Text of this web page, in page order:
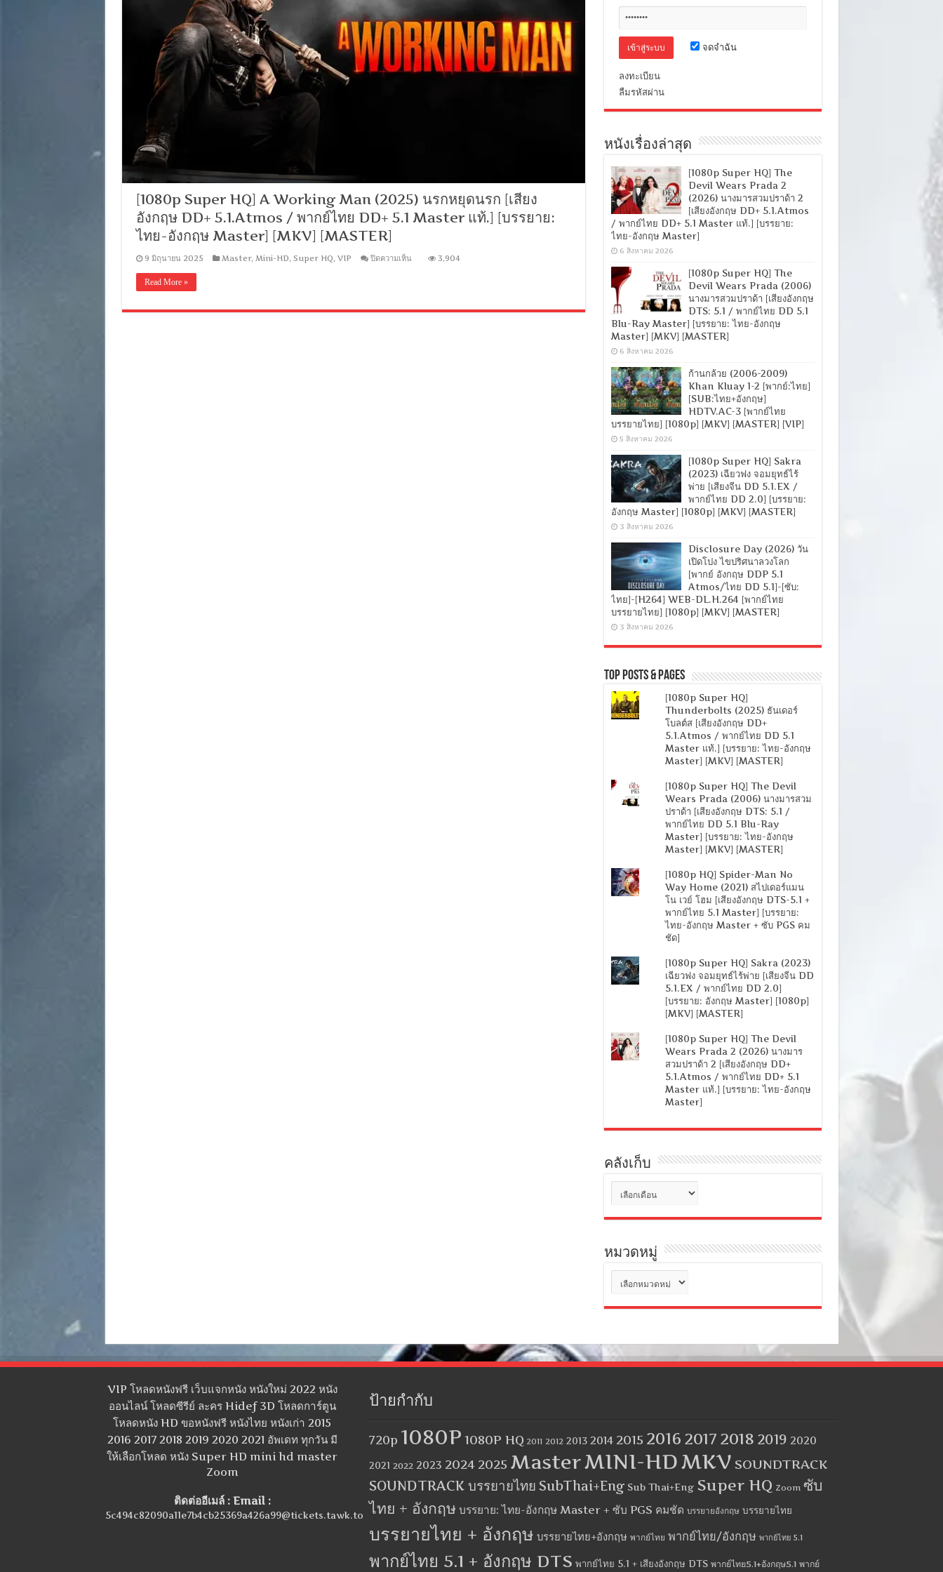
[1080p Super HQ] A Working Man (2025) นรกหยุดนรก [เสียง
อังกฤษ DD+ 5.1.Atmos / พากย์ไทย DD+ 5.1 Master แท้.] [บรรยาย:
ไทย-อังกฤษ Master] [MKV] [MASTER]
9 มิถุนายน 2025 Master, Mini-HD, Super HQ, VIP ปิดความเห็นบน
Working
3,904
Read More »
จดจำฉัน
ลงทะเบียน
ลืมรหัสผ่าน
หนังเรื่องล่าสุด
[1080p Super HQ] The
Devil Wears Prada 2
(2026) นางมารสวมปราด้า 2
[เสียงอังกฤษ DD+ 5.1.Atmos
/ พากย์ไทย DD+ 5.1 Master แท้.] [บรรยาย:
ไทย-อังกฤษ Master]
6 สิงหาคม 2026
[1080p Super HQ] The
Devil Wears Prada (2006)
นางมารสวมปราด้า [เสียงอังกฤษ
DTS: 5.1 / พากย์ไทย DD 5.1
Blu-Ray Master] [บรรยาย: ไทย-อังกฤษ
Master] [MKV] [MASTER]
6 สิงหาคม 2026
ก้านกล้วย (2006-2009)
Khan Kluay 1-2 [พากย์:ไทย]
[SUB:ไทย+อังกฤษ]
HDTV.AC-3 [พากย์ไทย
บรรยายไทย] [1080p] [MKV] [MASTER] [VIP]
5 สิงหาคม 2026
[1080p Super HQ] Sakra
(2023) เฉียวฟง จอมยุทธ์ไร้
พ่าย [เสียงจีน DD 5.1.EX /
พากย์ไทย DD 2.0] [บรรยาย:
อังกฤษ Master] [1080p] [MKV] [MASTER]
3 สิงหาคม 2026
Disclosure Day (2026) วัน
เปิดโปง ไขปริศนาลวงโลก
[พากย์ อังกฤษ DDP 5.1
Atmos/ไทย DD 5.1]-[ซับ:
ไทย]-[H264] WEB-DL.H.264 [พากย์ไทย
บรรยายไทย] [1080p] [MKV] [MASTER]
3 สิงหาคม 2026
Top Posts & Pages
[1080p Super HQ]
Thunderbolts (2025) ธันเดอร์
โบลต์ส [เสียงอังกฤษ DD+
5.1.Atmos / พากย์ไทย DD 5.1
Master แท้.] [บรรยาย: ไทย-อังกฤษ
Master] [MKV] [MASTER]
[1080p Super HQ] The Devil
Wears Prada (2006) นางมารสวม
ปราด้า [เสียงอังกฤษ DTS: 5.1 /
พากย์ไทย DD 5.1 Blu-Ray
Master] [บรรยาย: ไทย-อังกฤษ
Master] [MKV] [MASTER]
[1080p HQ] Spider-Man No
Way Home (2021) สไปเดอร์แมน
โน เวย์ โฮม [เสียงอังกฤษ DTS-5.1 +
พากย์ไทย 5.1 Master] [บรรยาย:
ไทย-อังกฤษ Master + ซับ PGS คม
ชัด]
[1080p Super HQ] Sakra (2023)
เฉียวฟง จอมยุทธ์ไร้พ่าย [เสียงจีน DD
5.1.EX / พากย์ไทย DD 2.0]
[บรรยาย: อังกฤษ Master] [1080p]
[MKV] [MASTER]
[1080p Super HQ] The Devil
Wears Prada 2 (2026) นางมาร
สวมปราด้า 2 [เสียงอังกฤษ DD+
5.1.Atmos / พากย์ไทย DD+ 5.1
Master แท้.] [บรรยาย: ไทย-อังกฤษ
Master]
คลังเก็บ
เก็บ
หมวดหมู่
หมู่
VIP โหลดหนังฟรี เว็บแจกหนัง หนังใหม่ 2022 หนัง
ออนไลน์ โหลดซีรีย์ ละคร Hidef 3D โหลดการ์ตูน
โหลดหนัง HD ขอหนังฟรี หนังไทย หนังเก่า 2015
2016 2017 2018 2019 2020 2021 อัพเดท ทุกวัน มี
ให้เลือกโหลด หนัง Super HD mini hd master
Zoom
ติดต่ออีเมล์ : Email :
5c494c82090a11e7b4cb25369a426a99@tickets.tawk.to
ป้ายกำกับ
720p 1080P 1080P HQ 2011 2012 2013 2014 2015 2016 2017 2018 2019 2020
2021 2022 2023 2024 2025 MasterMINI-HDMKV SOUNDTRACK
SOUNDTRACK บรรยายไทย SubThai+Eng Sub Thai+Eng Super HQ Zoom ซับ
ไทย + อังกฤษ บรรยาย: ไทย-อังกฤษ Master + ซับ PGS คมชัด บรรยายอังกฤษ บรรยายไทย
บรรยายไทย + อังกฤษ บรรยายไทย+อังกฤษ พากย์ไทย พากย์ไทย/อังกฤษ พากย์ไทย 5.1
พากย์ไทย 5.1 + อังกฤษ DTS พากย์ไทย 5.1 + เสียงอังกฤษ DTS พากย์ไทย5.1+อังกฤษ5.1 พากย์